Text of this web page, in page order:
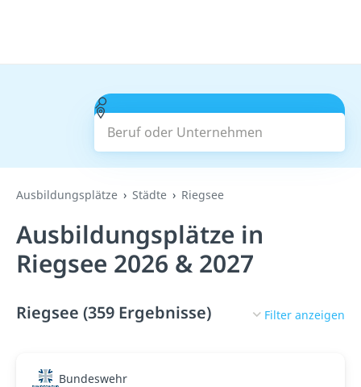
Beruf oder Unternehmen
Suchen
Ausbildungsplätze Städte Riegsee
Ausbildungsplätze in
Riegsee 2026 & 2027
Riegsee (359 Ergebnisse) Filter anzeigen
Bundeswehr